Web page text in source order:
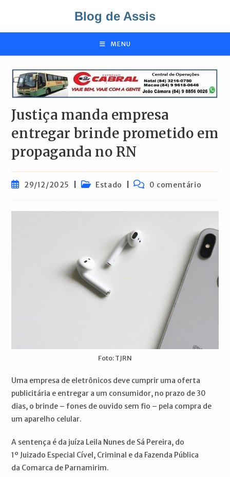
o
Blog de Assis
MENU
Justiça manda empresa
entregar brinde prometido em
propaganda no RN
Post29/12/2025
Categoria
Estado
Comentários
0 comentário
Foto: TJRN
Uma empresa de eletrônicos deve cumprir uma oferta
publicitária e entregar a um consumidor, no prazo de 30
dias, o brinde – fones de ouvido sem fio – pela compra de
um aparelho celular.
A sentença é da juíza Leila Nunes de Sá Pereira, do
1º Juizado Especial Cível, Criminal e da Fazenda Pública
da Comarca de Parnamirim.